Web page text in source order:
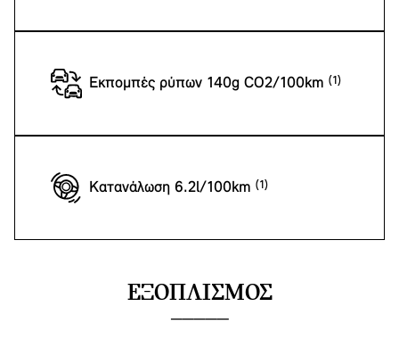
Εκπομπές ρύπων 140g CO2/100km
Κατανάλωση 6.2l/100km
ΕΞΟΠΛΙΣΜΌΣ